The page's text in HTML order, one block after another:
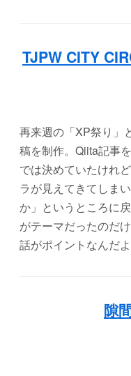
TJPW CITY
再来週の「XP祭り」
稿を制作。Qiita記事
では決めていたけれ
ラが見えてきてしま
か」というところに
がテーマだったのだ
話がポイントなんだ
隙